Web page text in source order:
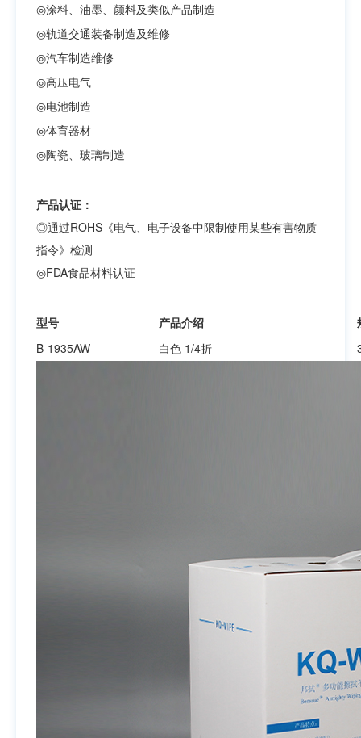
◎涂料、油墨、颜料及类似产品制造
◎轨道交通装备制造及维修
◎汽车制造维修
◎高压电气
◎电池制造
◎体育器材
◎陶瓷、玻璃制造
产品认证：
◎通过ROHS《电气、电子设备中限制使用某些有害物质
指令》检测
◎FDA食品材料认证
型号 产品介绍
B-1935AW
白色 1/4折